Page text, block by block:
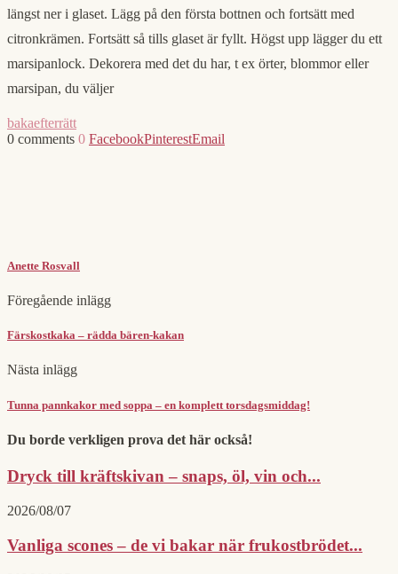
längst ner i glaset. Lägg på den första bottnen och fortsätt med
citronkrämen. Fortsätt så tills glaset är fyllt. Högst upp lägger du ett
marsipanlock. Dekorera med det du har, t ex örter, blommor eller
marsipan, du väljer
bakaefterrätt
0 comments 0 FacebookPinterestEmail
Anette Rosvall
Föregående inlägg
Färskostkaka – rädda bären-kakan
Nästa inlägg
Tunna pannkakor med soppa – en komplett torsdagsmiddag!
Du borde verkligen prova det här också!
Dryck till kräftskivan – snaps, öl, vin och...
2026/08/07
Vanliga scones – de vi bakar när frukostbrödet...